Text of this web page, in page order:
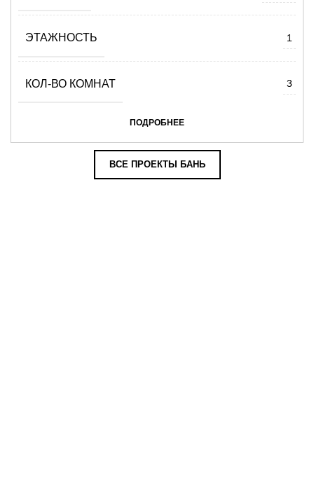
ЭТАЖНОСТЬ 1
КОЛ-ВО КОМНАТ 3
ПОДРОБНЕЕ
ВСЕ ПРОЕКТЫ БАНЬ